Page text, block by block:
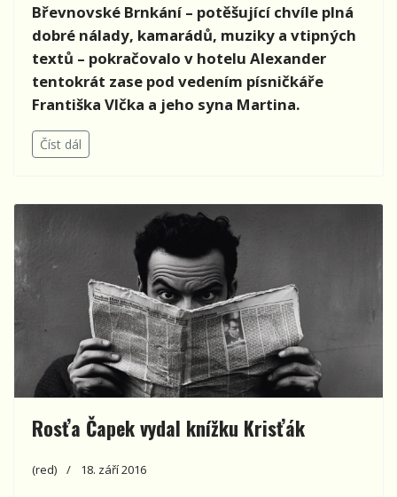
Břevnovské Brnkání – potěšující chvíle plná
dobré nálady, kamarádů, muziky a vtipných
textů – pokračovalo v hotelu Alexander
tentokrát zase pod vedením písničkáře
Františka Vlčka a jeho syna Martina.
Číst dál
Rosťa Čapek vydal knížku Krisťák
(red) 18. září 2016